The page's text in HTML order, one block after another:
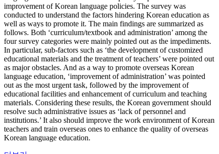
improvement of Korean language policies. The survey was
conducted to understand the factors hindering Korean education as
well as ways to promote it. The main findings are summarized as
follows. Both ‘curriculum/textbook and administration’ among the
four survey categories were mainly pointed out as the impediments.
In particular, sub-factors such as ‘the development of customized
educational materials and the treatment of teachers’ were pointed out
as major obstacles. And as a way to promote overseas Korean
language education, ‘improvement of administration’ was pointed
out as the most urgent task, followed by the improvement of
educational facilities and enhancement of curriculum and teaching
materials. Considering these results, the Korean government should
resolve such administrative issues as ‘lack of personnel and
institutions.’ It also should improve the work environment of Korean
teachers and train overseas ones to enhance the quality of overseas
Korean language education.